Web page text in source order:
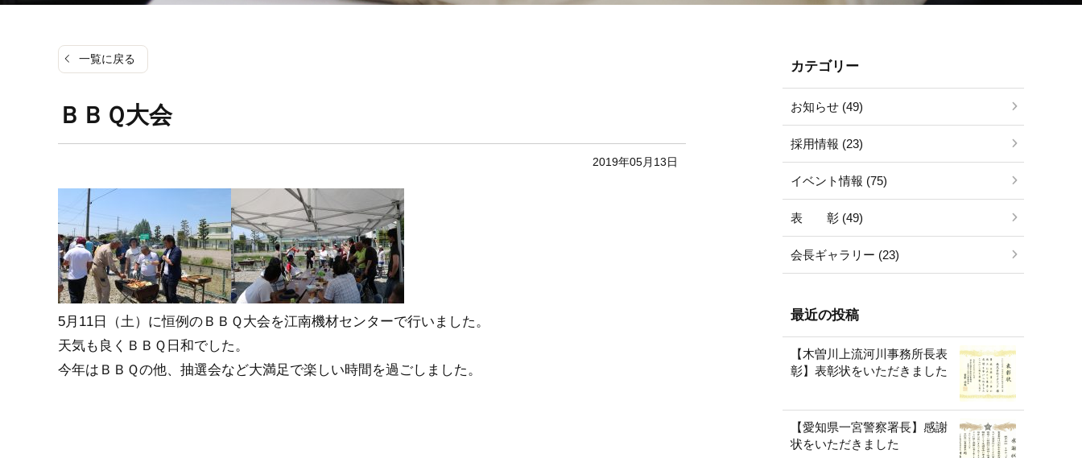
一覧に戻る
ＢＢＱ大会
2019年05月13日
5月11日（土）に恒例のＢＢＱ大会を江南機材センターで行いました。
天気も良くＢＢＱ日和でした。
今年はＢＢＱの他、抽選会など大満足で楽しい時間を過ごしました。
カテゴリー
お知らせ (49)
採用情報 (23)
イベント情報 (75)
表 彰 (49)
会長ギャラリー (23)
最近の投稿
【木曽川上流河川事務所長表
彰】表彰状をいただきました
【愛知県一宮警察署長】感謝
状をいただきました